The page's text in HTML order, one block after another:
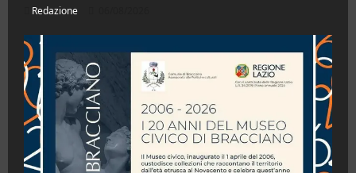
Redazione